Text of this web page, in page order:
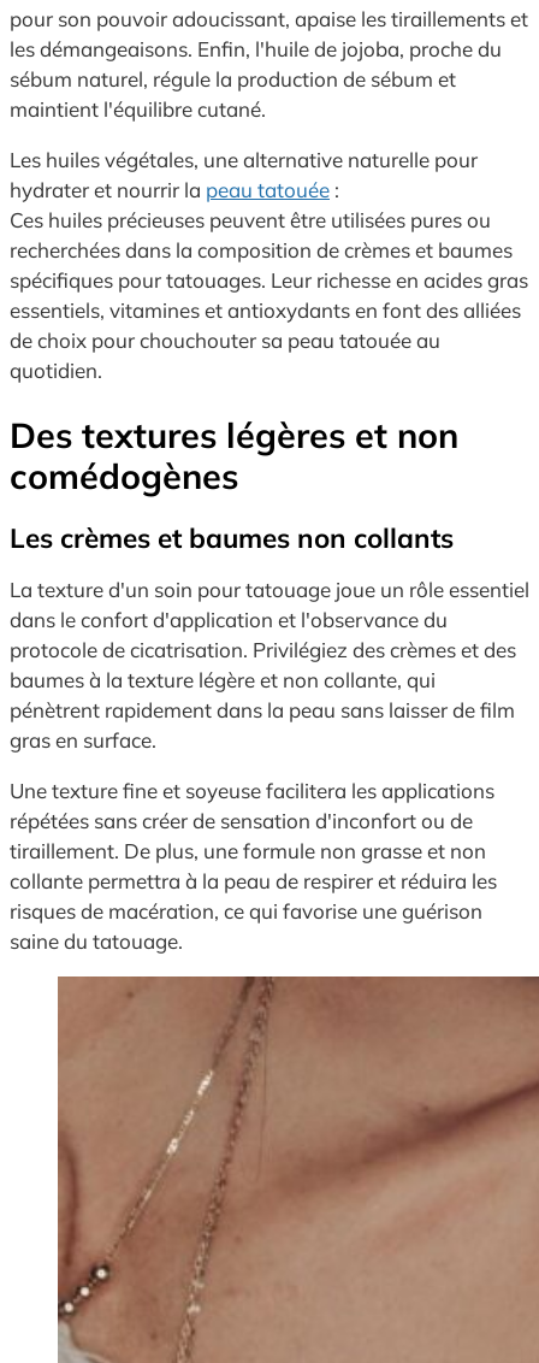
pour son pouvoir adoucissant, apaise les tiraillements et
les démangeaisons. Enfin, l'huile de jojoba, proche du
sébum naturel, régule la production de sébum et
maintient l'équilibre cutané.
Les huiles végétales, une alternative naturelle pour
hydrater et nourrir la peau tatouée :
Ces huiles précieuses peuvent être utilisées pures ou
recherchées dans la composition de crèmes et baumes
spécifiques pour tatouages. Leur richesse en acides gras
essentiels, vitamines et antioxydants en font des alliées
de choix pour chouchouter sa peau tatouée au
quotidien.
Des textures légères et non
comédogènes
Les crèmes et baumes non collants
La texture d'un soin pour tatouage joue un rôle essentiel
dans le confort d'application et l'observance du
protocole de cicatrisation. Privilégiez des crèmes et des
baumes à la texture légère et non collante, qui
pénètrent rapidement dans la peau sans laisser de film
gras en surface.
Une texture fine et soyeuse facilitera les applications
répétées sans créer de sensation d'inconfort ou de
tiraillement. De plus, une formule non grasse et non
collante permettra à la peau de respirer et réduira les
risques de macération, ce qui favorise une guérison
saine du tatouage.